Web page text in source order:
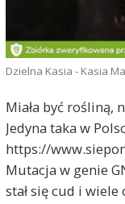
Dzielna Kasia - Kasia
Miała być rośliną,
Jedyna taka w
https://
Mutacja w genie
stał się cud i